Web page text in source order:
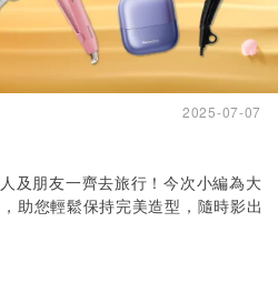
2025-07-07
及朋友一齊去旅行！今次小編為大
助您輕鬆保持完美造型，隨時影出